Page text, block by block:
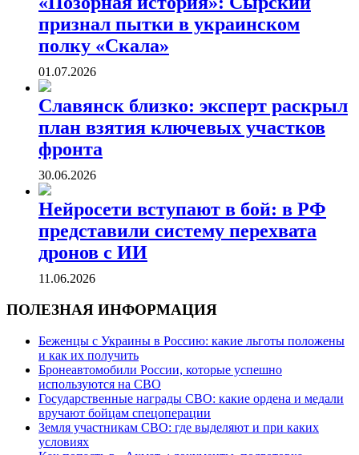
признал пытки в украинском
полку «Скала»
01.07.2026
Славянск близко: эксперт раскрыл
план взятия ключевых участков
фронта
30.06.2026
Нейросети вступают в бой: в РФ
представили систему перехвата
дронов с ИИ
11.06.2026
ПОЛЕЗНАЯ ИНФОРМАЦИЯ
Беженцы с Украины в Россию: какие льготы положены
и как их получить
Бронеавтомобили России, которые успешно
используются на СВО
Государственные награды СВО: какие ордена и медали
вручают бойцам спецоперации
Земля участникам СВО: где выделяют и при каких
условиях